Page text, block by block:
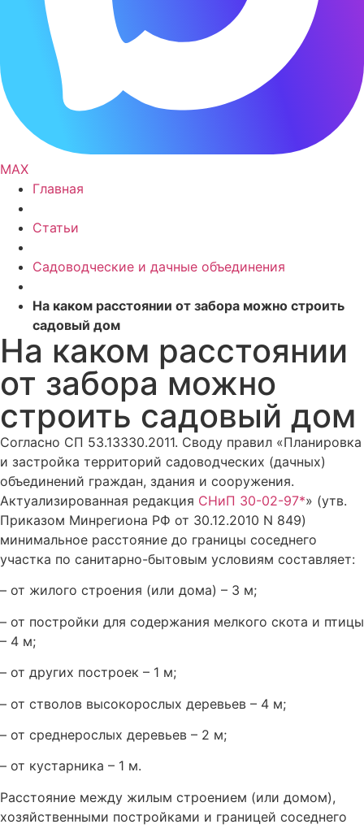
MAX
Главная
Статьи
Садоводческие и дачные объединения
На каком расстоянии от забора можно строить
садовый дом
На каком расстоянии
от забора можно
строить садовый дом
Согласно СП 53.13330.2011. Своду правил «Планировка
и застройка территорий садоводческих (дачных)
объединений граждан, здания и сооружения.
Актуализированная редакция СНиП 30-02-97*» (утв.
Приказом Минрегиона РФ от 30.12.2010 N 849)
минимальное расстояние до границы соседнего
участка по санитарно-бытовым условиям составляет:
– от жилого строения (или дома) – 3 м;
– от постройки для содержания мелкого скота и птицы
– 4 м;
– от других построек – 1 м;
– от стволов высокорослых деревьев – 4 м;
– от среднерослых деревьев – 2 м;
– от кустарника – 1 м.
Расстояние между жилым строением (или домом),
хозяйственными постройками и границей соседнего